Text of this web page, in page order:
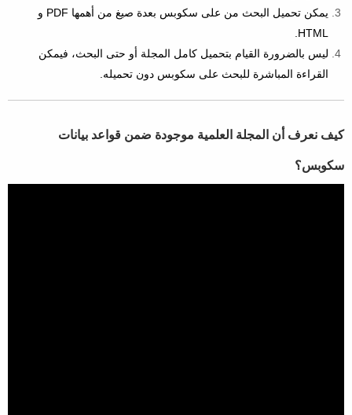
يمكن تحميل البحث من على سكوبس بعدة صيغ من أهمها PDF و
HTML.
ليس بالضرورة القيام بتحميل كامل المجلة أو حتى البحث، فيمكن
القراءة المباشرة للبحث على سكوبس دون تحميله.
​كيف نعرف أن المجلة العلمية موجودة ضمن قواعد بيانات
سكوبس؟